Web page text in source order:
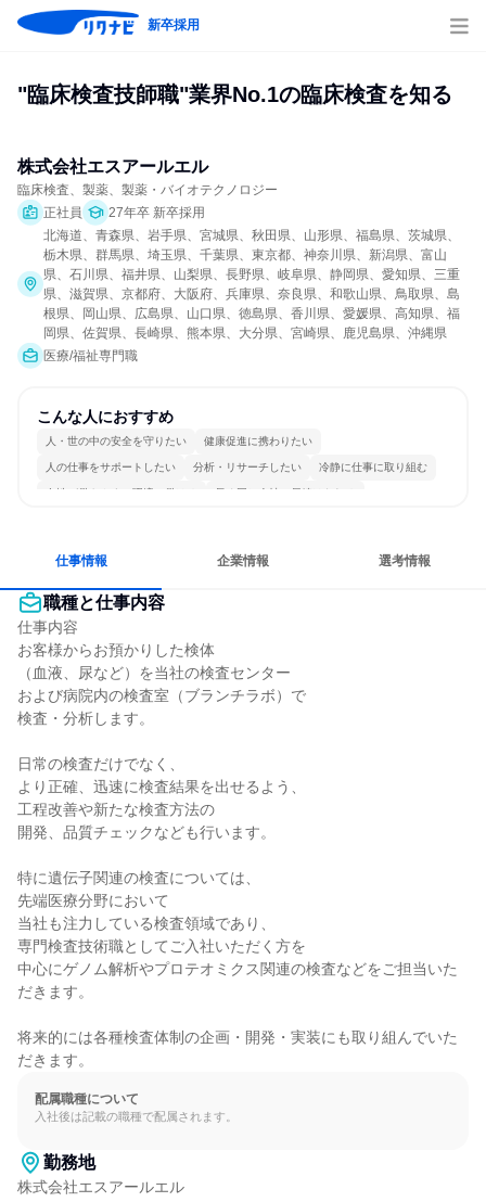
新卒採用
"臨床検査技師職"業界No.1の臨床検査を知る
株式会社エスアールエル
臨床検査、製薬、製薬・バイオテクノロジー
正社員
27年卒 新卒採用
北海道、青森県、岩手県、宮城県、秋田県、山形県、福島県、茨城県、
栃木県、群馬県、埼玉県、千葉県、東京都、神奈川県、新潟県、富山
県、石川県、福井県、山梨県、長野県、岐阜県、静岡県、愛知県、三重
県、滋賀県、京都府、大阪府、兵庫県、奈良県、和歌山県、鳥取県、島
根県、岡山県、広島県、山口県、徳島県、香川県、愛媛県、高知県、福
岡県、佐賀県、長崎県、熊本県、大分県、宮崎県、鹿児島県、沖縄県
医療/福祉専門職
こんな人におすすめ
人・世の中の安全を守りたい 健康促進に携わりたい
人の仕事をサポートしたい 分析・リサーチしたい 冷静に仕事に取り組む
女性が働きやすい環境で働ける 長く同じ会社に居続けられる
仕事情報 企業情報 選考情報
職種と仕事内容
仕事内容
お客様からお預かりした検体
（血液、尿など）を当社の検査センター
および病院内の検査室（ブランチラボ）で
検査・分析します。
日常の検査だけでなく、
より正確、迅速に検査結果を出せるよう、
工程改善や新たな検査方法の
開発、品質チェックなども行います。
特に遺伝子関連の検査については、
先端医療分野において
当社も注力している検査領域であり、
専門検査技術職としてご入社いただく方を
中心にゲノム解析やプロテオミクス関連の検査などをご担当いた
だきます。
将来的には各種検査体制の企画・開発・実装にも取り組んでいた
だきます。
配属職種について
入社後は記載の職種で配属されます。
勤務地
株式会社エスアールエル